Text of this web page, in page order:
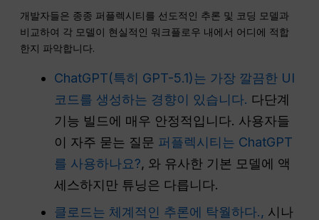
개발자들은 종종 퍼플렉시티를 선도적인 추론 및 코딩 모델과
비교하여 각 모델이 현실적인 워크플로우 내에서 어디에 적합
한지 파악합니다.
ChatGPT(특히 GPT-5.1)는 가장 깔끔한 UI
코드를 생성하는 경향이 있습니다. 다단계
기능 빌드에 매우 안정적입니다. 사용자들
이 자주 묻는 질문 퍼플렉시티는 ChatGPT
를 사용하나요?, 와 유사한 기본 모델에 액
세스하지만 튜닝은 다릅니다.
클로드는 체계적인 추론에 탁월하다., 시나